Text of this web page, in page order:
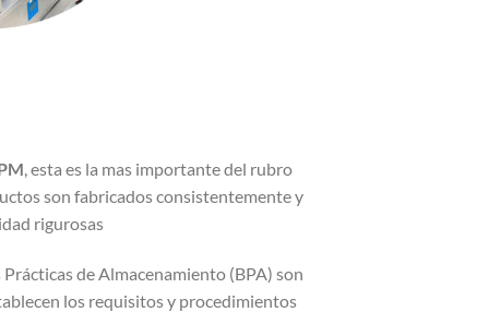
, esta es la mas importante del rubro
son fabricados consistentemente y
rigurosas
Prácticas de Almacenamiento (BPA) son
los requisitos y procedimientos